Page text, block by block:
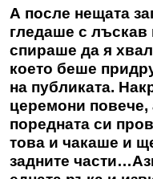
А после нещата
гледаше с лъскав
спираше да я
което беше
на публиката.
церемони повече,
поредната си
това и чакаше и
задните